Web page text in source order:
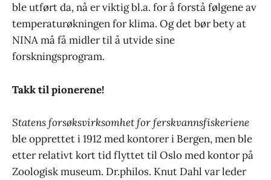
ble utført da, nå er viktig bl.a. for å forstå følgene av
temperaturøkningen for klima. Og det bør bety at
NINA må få midler til å utvide sine
forskningsprogram.
Takk til pionerene!
Statens forsøksvirksomhet for ferskvannsfiskeriene
ble opprettet i 1912 med kontorer i Bergen, men ble
etter relativt kort tid flyttet til Oslo med kontor på
Zoologisk museum. Dr.philos. Knut Dahl var leder